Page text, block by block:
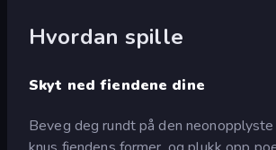
Hvordan spille
Skyt ned fiendene dine
Beveg deg rundt på den neonopplyste